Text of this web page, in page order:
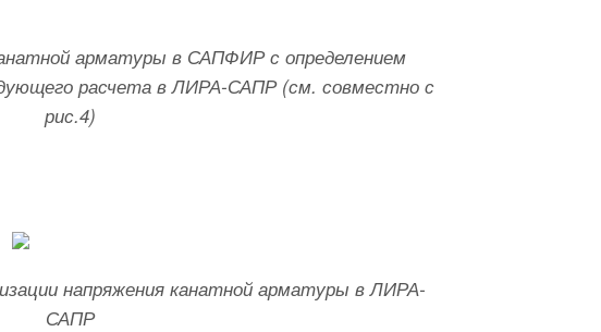
арматуры в САПФИР с определением
расчета в ЛИРА-САПР (см. совместно с
рис.4)
напряжения канатной арматуры в ЛИРА-
САПР